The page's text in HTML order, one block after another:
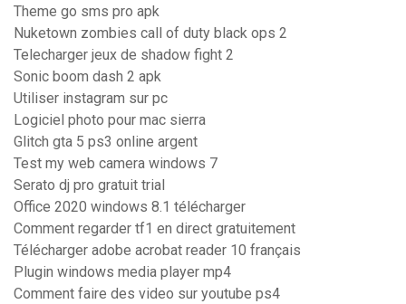
Theme go sms pro apk
Nuketown zombies call of duty black ops 2
Telecharger jeux de shadow fight 2
Sonic boom dash 2 apk
Utiliser instagram sur pc
Logiciel photo pour mac sierra
Glitch gta 5 ps3 online argent
Test my web camera windows 7
Serato dj pro gratuit trial
Office 2020 windows 8.1 télécharger
Comment regarder tf1 en direct gratuitement
Télécharger adobe acrobat reader 10 français
Plugin windows media player mp4
Comment faire des video sur youtube ps4